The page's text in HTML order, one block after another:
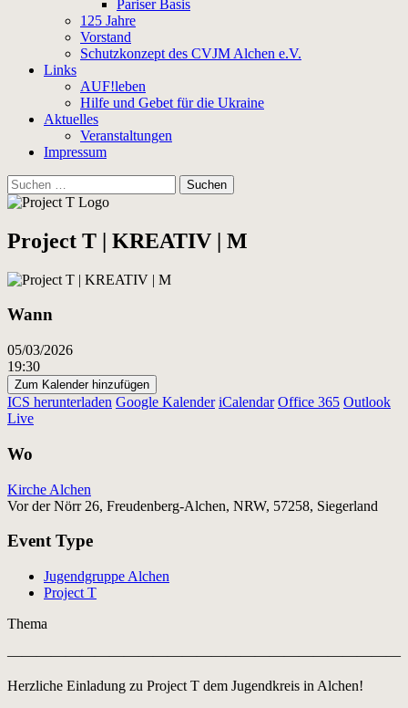
Pariser Basis
125 Jahre
Vorstand
Schutzkonzept des CVJM Alchen e.V.
Links
AUF!leben
Hilfe und Gebet für die Ukraine
Aktuelles
Veranstaltungen
Impressum
Suchen
nach:
Project T | KREATIV | M
Wann
05/03/2026
19:30
Zum Kalender hinzufügen
ICS herunterladen Google Kalender iCalendar Office 365 Outlook
Live
Wo
Kirche Alchen
Vor der Nörr 26, Freudenberg-Alchen, NRW, 57258, Siegerland
Event Type
Jugendgruppe Alchen
Project T
Thema
———————————————————————————
Herzliche Einladung zu Project T dem Jugendkreis in Alchen!